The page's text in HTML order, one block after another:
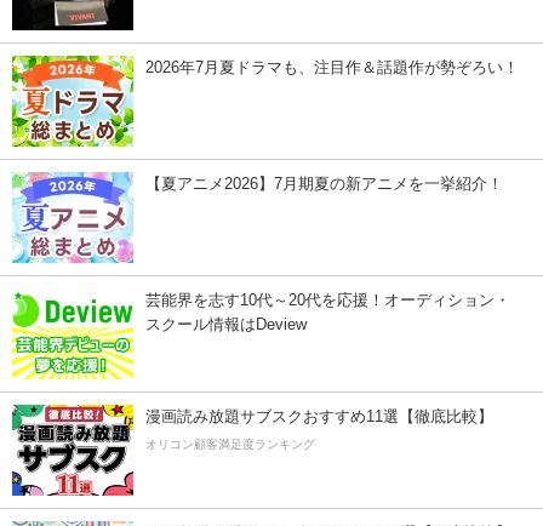
2026年7月夏ドラマも、注目作＆話題作が勢ぞろい！
【夏アニメ2026】7月期夏の新アニメを一挙紹介！
芸能界を志す10代～20代を応援！オーディション・
スクール情報はDeview
漫画読み放題サブスクおすすめ11選【徹底比較】
オリコン顧客満足度ランキング